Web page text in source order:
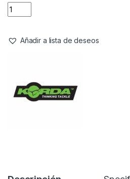
Los pescadores ávidos de carpas
todas las ventajas de la pesca con
presentación del cebo,
28,50€